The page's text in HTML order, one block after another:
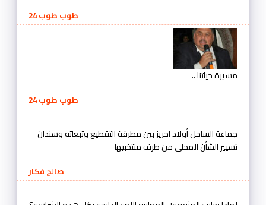
طوب طوب 24
مسيرة حياتنا ..
طوب طوب 24
جماعة الساحل أولاد احريز بين مطرقة التقطيع وتبعاته وسندان
تسيير الشأن المحلي من طرف منتخبيها
صالح فكار